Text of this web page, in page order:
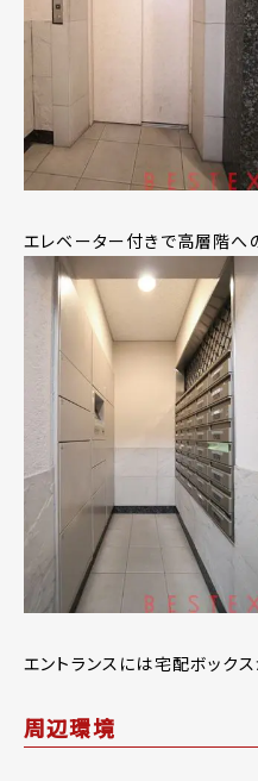
エレベーター付きで高層階へ
エントランスには宅配ボックス
周辺環境